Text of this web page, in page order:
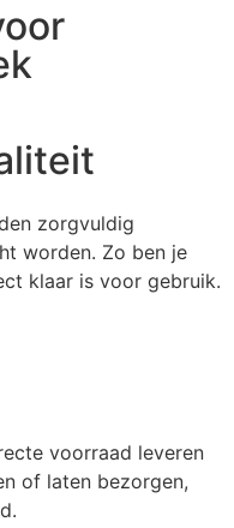
zorgvuldig
worden. Zo ben je
klaar is voor gebruik.
voorraad leveren
of laten bezorgen,